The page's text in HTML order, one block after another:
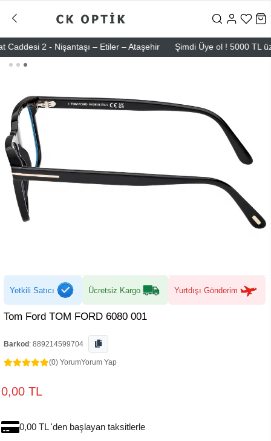
2 - Nişantaşı – Etiler – Ataşehir Şimdi Üye ol ! 5000 TL üzeri
Yetkili Satıcı Ücretsiz Kargo Yurtdışı Gönderim
Tom Ford TOM FORD 6080 001
Barkod : 889214599704
(0) YorumYorum Yap
0,00 TL
0,00 TL 'den başlayan taksitlerle